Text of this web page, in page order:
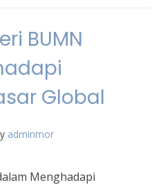
BUMN
Global
adminmor
Menghadapi